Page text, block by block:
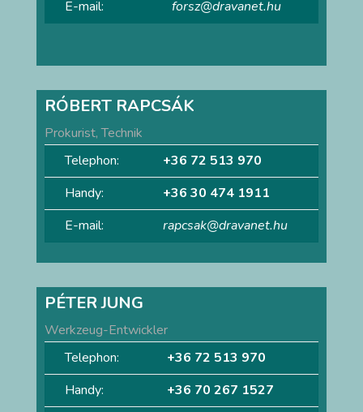
E-mail:
forsz@dravanet.hu
RÓBERT RAPCSÁK
Prokurist, Technik
Telephon:
+36 72 513 970
Handy:
+36 30 474 1911
E-mail:
rapcsak@dravanet.hu
PÉTER JUNG
Werkzeug-Entwickler
Telephon:
+36 72 513 970
Handy:
+36 70 267 1527